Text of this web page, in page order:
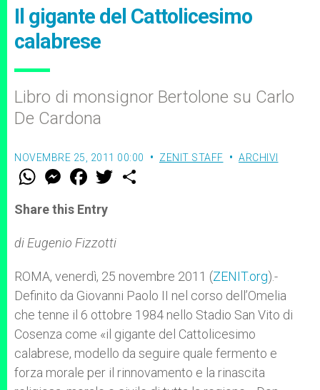
Il gigante del Cattolicesimo
calabrese
Libro di monsignor Bertolone su Carlo
De Cardona
NOVEMBRE 25, 2011 00:00 ZENIT STAFF ARCHIVI
W
t
s
p
p
M
e
s
e
g
e
F
a
e
b
o
k
w
r
Share this Entry
di Eugenio Fizzotti
ROMA, venerdì, 25 novembre 2011 (ZENIT.org).-
Definito da Giovanni Paolo II nel corso dell’Omelia
che tenne il 6 ottobre 1984 nello Stadio San Vito di
Cosenza come «il gigante del Cattolicesimo
calabrese, modello da seguire quale fermento e
forza morale per il rinnovamento e la rinascita